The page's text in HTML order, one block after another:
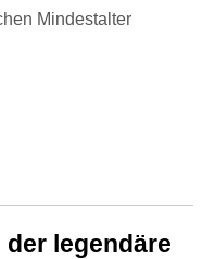
Mindestalter
legendäre